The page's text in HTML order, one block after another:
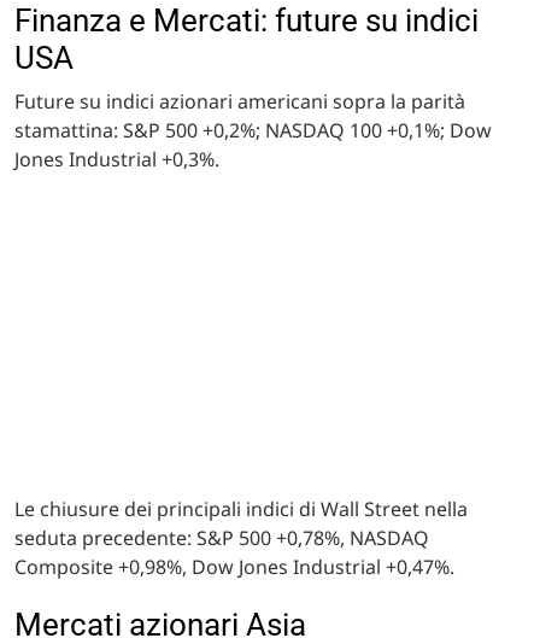
Finanza e Mercati: future su indici
USA
Future su indici azionari americani sopra la parità
stamattina: S&P 500 +0,2%; NASDAQ 100 +0,1%; Dow
Jones Industrial +0,3%.
Le chiusure dei principali indici di Wall Street nella
seduta precedente: S&P 500 +0,78%, NASDAQ
Composite +0,98%, Dow Jones Industrial +0,47%.
Mercati azionari Asia